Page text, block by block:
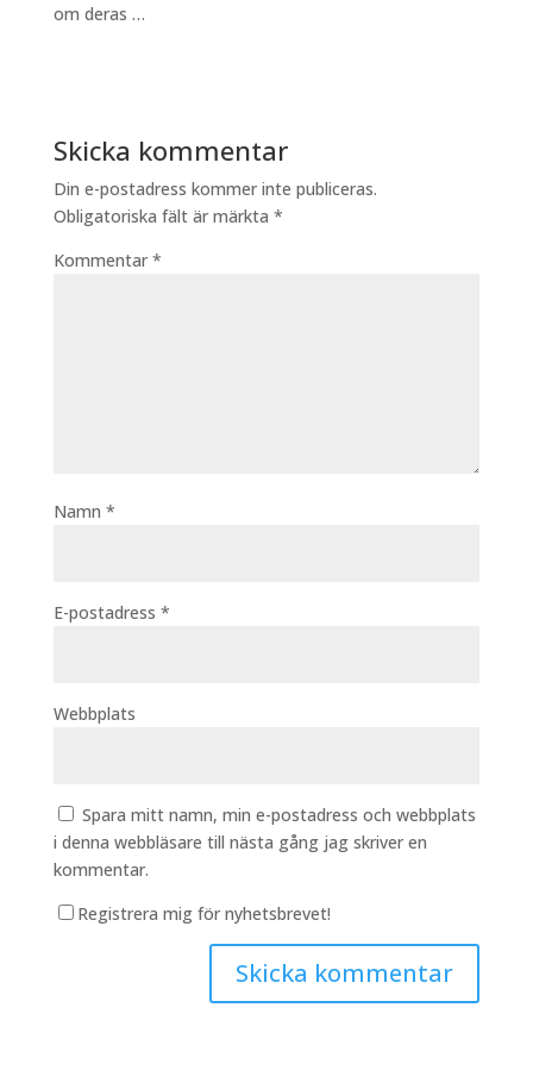
om deras …
Skicka kommentar
Din e-postadress kommer inte publiceras.
Obligatoriska fält är märkta *
Kommentar *
Namn *
E-postadress *
Webbplats
Spara mitt namn, min e-postadress och webbplats
i denna webbläsare till nästa gång jag skriver en
kommentar.
Registrera mig för nyhetsbrevet!